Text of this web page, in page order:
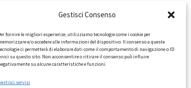
Gestisci Consenso
fornire le migliori esperienze, utilizziamo tecnologie come i cookie per
e/o accedere alle informazioni del dispositivo. Il consenso a queste
ci permetterà di elaborare dati come il comportamento di navigazione o ID
su questo sito. Non acconsentire o ritirare il consenso può influire
su alcune caratteristiche e funzioni.
servizi